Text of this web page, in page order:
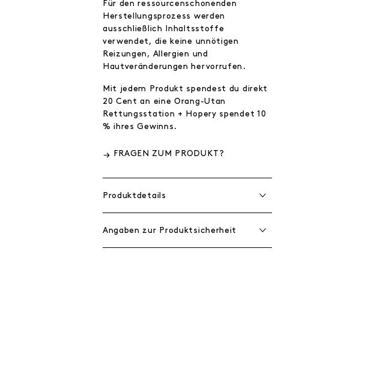
Für den ressourcenschonenden
Herstellungsprozess werden
ausschließlich Inhaltsstoffe
verwendet, die keine unnötigen
Reizungen, Allergien und
Hautveränderungen hervorrufen.
Mit jedem Produkt spendest du direkt
20 Cent an eine Orang-Utan
Rettungsstation + Hopery spendet 10
% ihres Gewinns.
FRAGEN ZUM PRODUKT?
Produktdetails
Angaben zur Produktsicherheit